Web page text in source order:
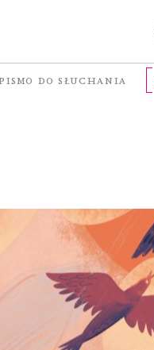
DO SŁUCHANIA